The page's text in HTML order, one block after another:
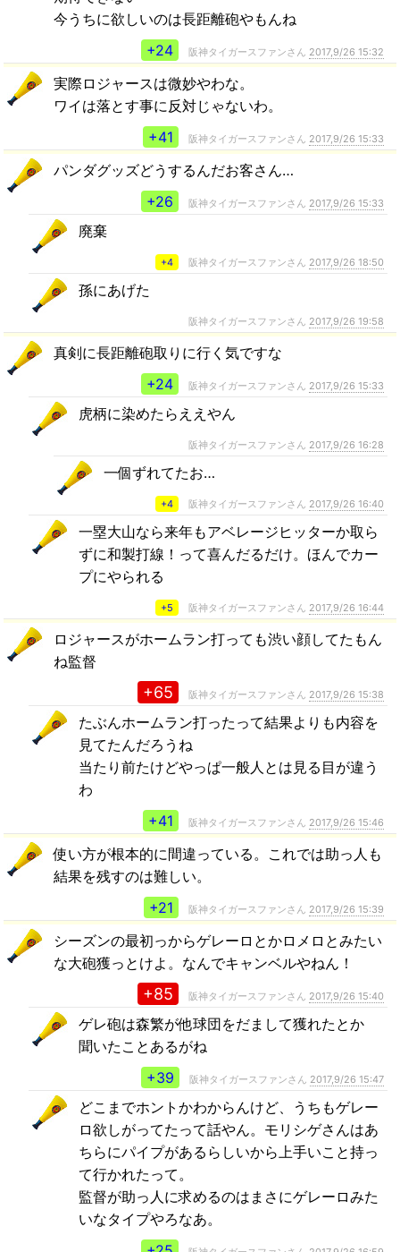
今うちに欲しいのは長距離砲やもんね
+24
阪神タイガースファンさん 2017,9/26 15:32
実際ロジャースは微妙やわな。
ワイは落とす事に反対じゃないわ。
+41
阪神タイガースファンさん 2017,9/26 15:33
パンダグッズどうするんだお客さん…
+26
阪神タイガースファンさん 2017,9/26 15:33
廃棄
+4 阪神タイガースファンさん 2017,9/26 18:50
孫にあげた
阪神タイガースファンさん 2017,9/26 19:58
真剣に長距離砲取りに行く気ですな
+24
阪神タイガースファンさん 2017,9/26 15:33
虎柄に染めたらええやん
阪神タイガースファンさん 2017,9/26 16:28
一個ずれてたお…
+4 阪神タイガースファンさん 2017,9/26 16:40
一塁大山なら来年もアベレージヒッターか取ら
ずに和製打線！って喜んだるだけ。ほんでカー
プにやられる
+5 阪神タイガースファンさん 2017,9/26 16:44
ロジャースがホームラン打っても渋い顔してたもん
ね監督
+65 阪神タイガースファンさん 2017,9/26 15:38
たぶんホームラン打ったって結果よりも内容を
見てたんだろうね
当たり前たけどやっぱ一般人とは見る目が違う
わ
+41
阪神タイガースファンさん 2017,9/26 15:46
使い方が根本的に間違っている。これでは助っ人も
結果を残すのは難しい。
+21
阪神タイガースファンさん 2017,9/26 15:39
シーズンの最初っからゲレーロとかロメロとみたい
な大砲獲っとけよ。なんでキャンベルやねん！
+85 阪神タイガースファンさん 2017,9/26 15:40
ゲレ砲は森繁が他球団をだまして獲れたとか
聞いたことあるがね
+39
阪神タイガースファンさん 2017,9/26 15:47
どこまでホントかわからんけど、うちもゲレー
ロ欲しがってたって話やん。モリシゲさんはあ
ちらにパイプがあるらしいから上手いこと持っ
て行かれたって。
監督が助っ人に求めるのはまさにゲレーロみた
いなタイプやろなあ。